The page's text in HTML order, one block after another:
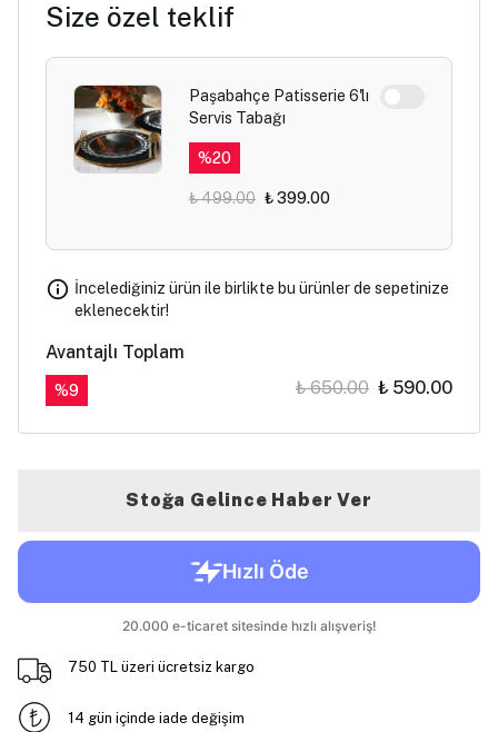
Size özel teklif
Paşabahçe Patisserie 6'lı
Servis Tabağı
%20
₺ 499.00 ₺ 399.00
İncelediğiniz ürün ile birlikte bu ürünler de sepetinize
eklenecektir!
Avantajlı Toplam
%9 ₺ 650.00 ₺ 590.00
Stoğa Gelince Haber Ver
750 TL üzeri ücretsiz kargo
14 gün içinde iade değişim